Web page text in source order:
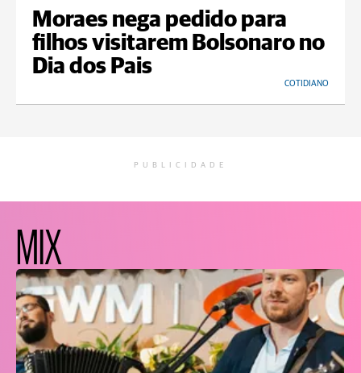
Moraes nega pedido para
filhos visitarem Bolsonaro no
Dia dos Pais
COTIDIANO
PUBLICIDADE
MIX